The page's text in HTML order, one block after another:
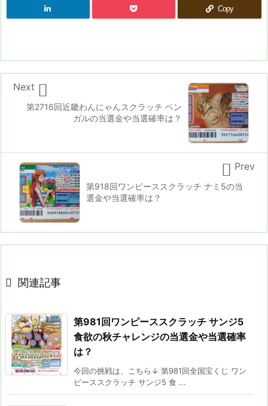
Copy
第2716回近畿わんにゃんスクラッチ ベン
ガルの当選金や当選確率は？

Next
第918回ワンピーススクラッチ ナミ5の当
選金や当選確率は？
 Prev
 関連記事
第981回ワンピーススクラッチ サンジ5
食欲の秋チャレンジの当選金や当選確率
は？
今回の挑戦は、こちら↓ 第981回全国宝くじ ワン
ピーススクラッチ サンジ5 食 ...